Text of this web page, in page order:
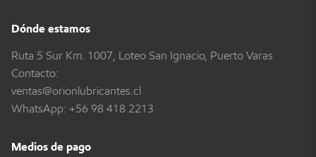
Dónde estamos
Ruta 5 Sur Km. 1007, Loteo San Ignacio, Puerto Varas
Contacto:
ventas@orionlubricantes.cl
WhatsApp: +56 98 418 2213
Medios de pago